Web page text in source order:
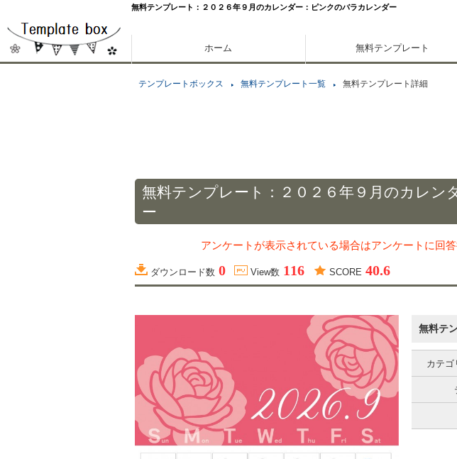
無料テンプレート：２０２６年９月のカレンダー：ピンクのバラカレンダー
ホーム 無料テンプレート
テンプレートボックス 無料テンプレート一覧 無料テンプレート詳細
無料テンプレート：２０２６年９月のカレン
ー
アンケートが表示されている場合はアンケートに回
ダウンロード数 0 View数 116 SCORE 40.6
無料テ
カテゴ